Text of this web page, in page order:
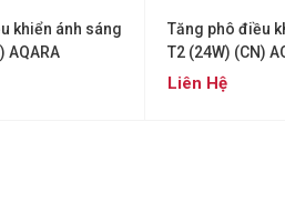
khiển ánh sáng
AQARA
Tăng phô điều
T2 (24W) (CN)
SSWHLQD12LM
Liên Hệ